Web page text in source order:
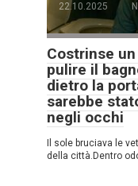
22.10.2025
Costrinse
pulire il
dietro la
sarebbe
negli occhi
Il sole bruciava le
della città.Dentro